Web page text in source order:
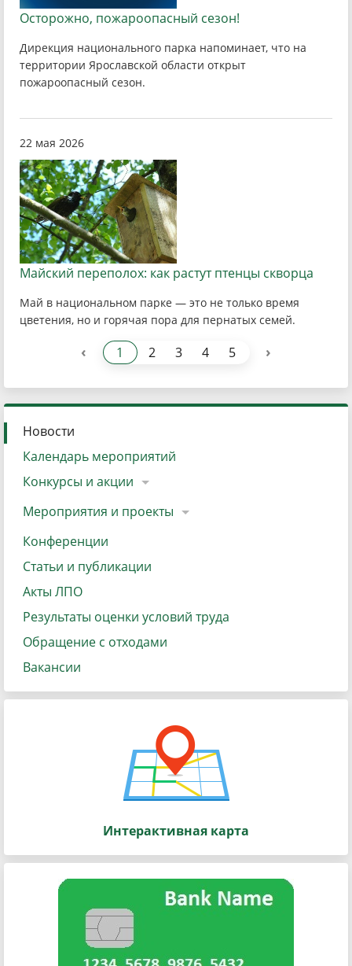
Осторожно, пожароопасный сезон!
Дирекция национального парка напоминает, что на
территории Ярославской области открыт
пожароопасный сезон.
22 мая 2026
Майский переполох: как растут птенцы скворца
Май в национальном парке — это не только время
цветения, но и горячая пора для пернатых семей.
‹ 1 2 3 4 5 ›
Новости
Календарь мероприятий
Конкурсы и акции
Мероприятия и проекты
Конференции
Статьи и публикации
Акты ЛПО
Результаты оценки условий труда
Обращение с отходами
Вакансии
Интерактивная карта